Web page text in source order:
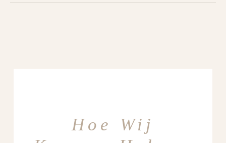
Hoe Wij